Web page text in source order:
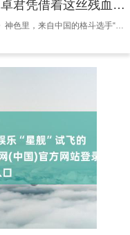
万博manbext体育官网app官网曾卓君凭借着这丝残血反杀Punk-万博manbext体育官网(中国)官方网站登录入口
此前报谈，在2025EWC电竞寰宇杯《街头霸王6》神色里，来自中国的格斗选手“小孩”与外洋选手Punk对战，搏斗所在极其强烈。比赛中，Punk在使出大招后，曾卓君仅剩一点残血，Punk觉得我方告捷在望，欣喜的起身并转了一圈，但曾卓君并未被打败，甚至于Punk“绿冲捡手柄”思要还击，就在这关节技术，曾卓君凭借着这丝残血反杀Punk，最终赢得了告捷。 日前，“小孩”曾卓君在直播里谈到了Punk“绿冲捡手柄”这件事，默示我方的整个出招法式齐需要先思好，然后再阐述时机来与敌手搏斗。“我要思到的是他在捡